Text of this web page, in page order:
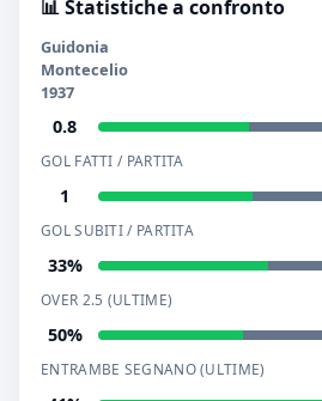
📊 Statistiche a confronto
Guidonia
Montecelio
1937
0.8
GOL FATTI / PARTITA
1
GOL SUBITI / PARTITA
33%
OVER 2.5 (ULTIME)
50%
ENTRAMBE SEGNANO (ULTIME)